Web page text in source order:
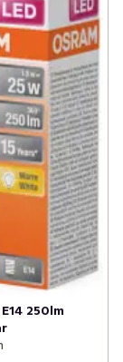
250lm